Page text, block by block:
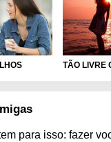
TÃO LIVRE
para isso: fazer